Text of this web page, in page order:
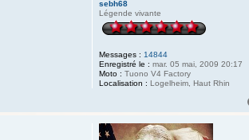
sebh68
Légende vivante
Messages : 14844
Enregistré le : mar. 05 mai, 2009 20:17
Moto : Tuono V4 Factory
Localisation : Logelheim, Haut Rhin